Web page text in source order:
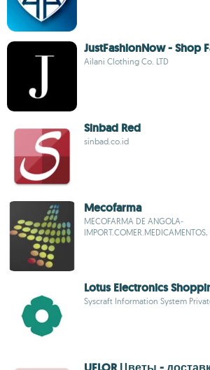
JustFashionNow - Shop
Ailani Clothing Co. LTD
Sinbad Red
sinbad.co.id
Mecofarma
MECOFARMA DE ANGOLA‐
IMPORT.COMER.MEDICAMENTOS,
Lotus Electronics
Syscraft Information System